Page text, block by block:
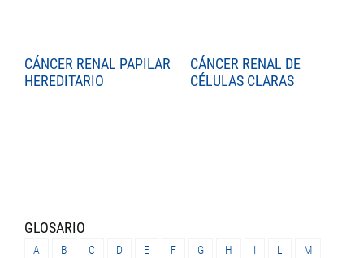
CÁNCER RENAL PAPILAR
HEREDITARIO
CÁNCER RENAL DE
CÉLULAS CLARAS
GLOSARIO
A B C D E F G H I L M